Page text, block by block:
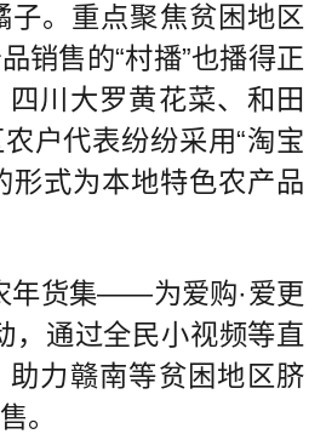
子。重点聚焦贫困地区
销售的“村播”也播得正
川大罗黄花菜、和田
户代表纷纷采用“淘宝
形式为本地特色农产品
年货集——为爱购·爱更
，通过全民小视频等直
助力赣南等贫困地区脐
。